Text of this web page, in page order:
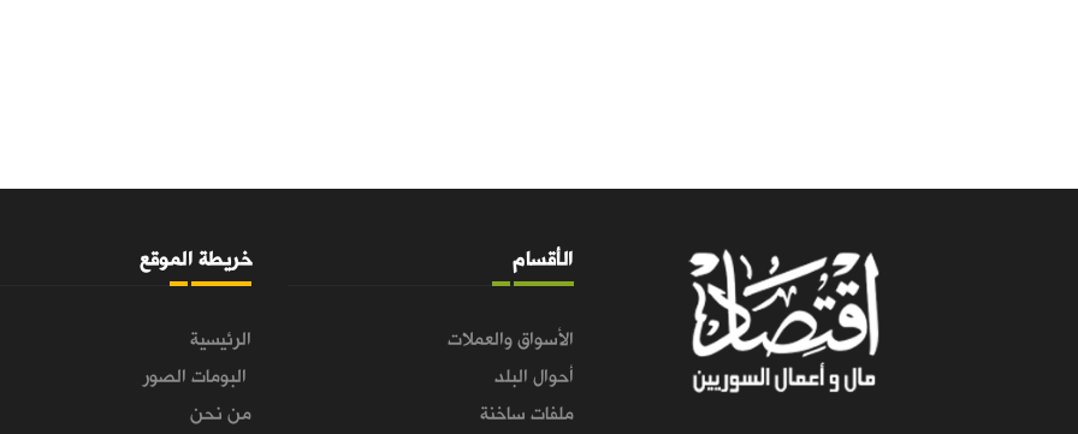
الأقسام
الأسواق والعملات
أحوال البلد
ملفات ساخنة
خريطة الموقع
الرئيسية
البومات الصور
من نحن